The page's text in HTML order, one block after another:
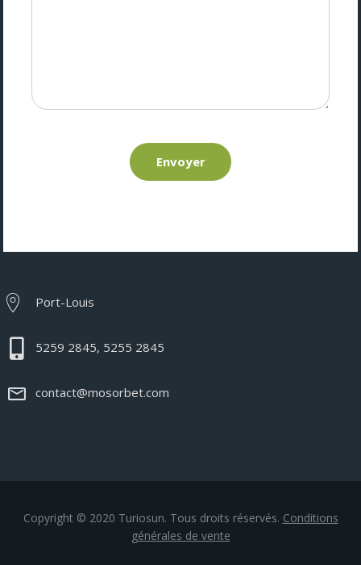
Envoyer
Port-Louis
5259 2845, 5255 2845
contact@mosorbet.com
Copyright © 2020 Turiosun. Tous droits réservés. Conditions
générales de vente